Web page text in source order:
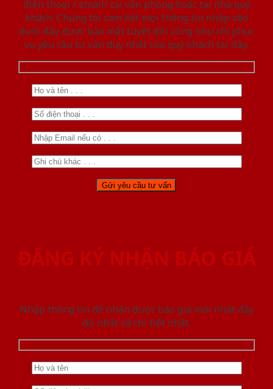
điện thoại / email/ tại văn phòng hoặc tại nhà quý
khách. Chúng tôi cam kết mọi thông tin nhập vào
dưới đây được bảo mật tuyệt đối cũng như chỉ phục
vụ yêu cầu tư vấn duy nhất của quý khách tại đây.
ĐĂNG KÝ NHẬN BÁO GIÁ
Nhập thông tin để nhận được báo giá mới nhât đầy
đủ nhất và chi tiết nhất.